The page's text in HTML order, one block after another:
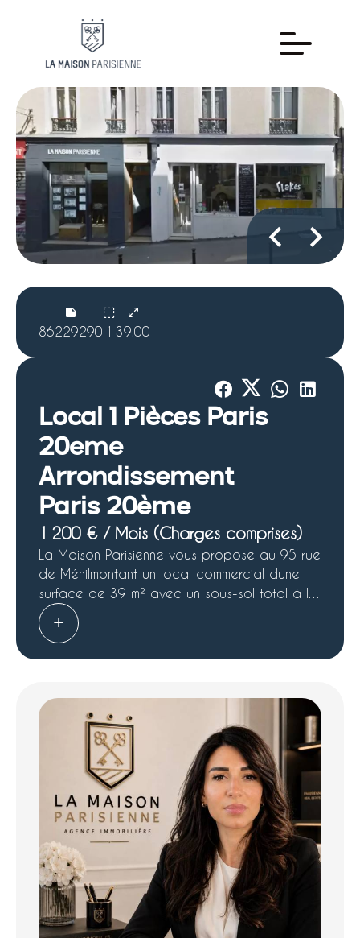
86229290 1 39.00
Local 1 Pièces Paris
20eme
Arrondissement
Paris 20ème
1 200 € / Mois (Charges comprises)
La Maison Parisienne vous propose au 95 rue
de Ménilmontant un local commercial dune
surface de 39 m² avec un sous-sol total à la
location pure sans reprise et sans cession, il
dispose de deux vitrines dune surface de
restauration ou nuisances, Honoraires de
visites (4752€ TTC) à la charge de
lacquéreur.